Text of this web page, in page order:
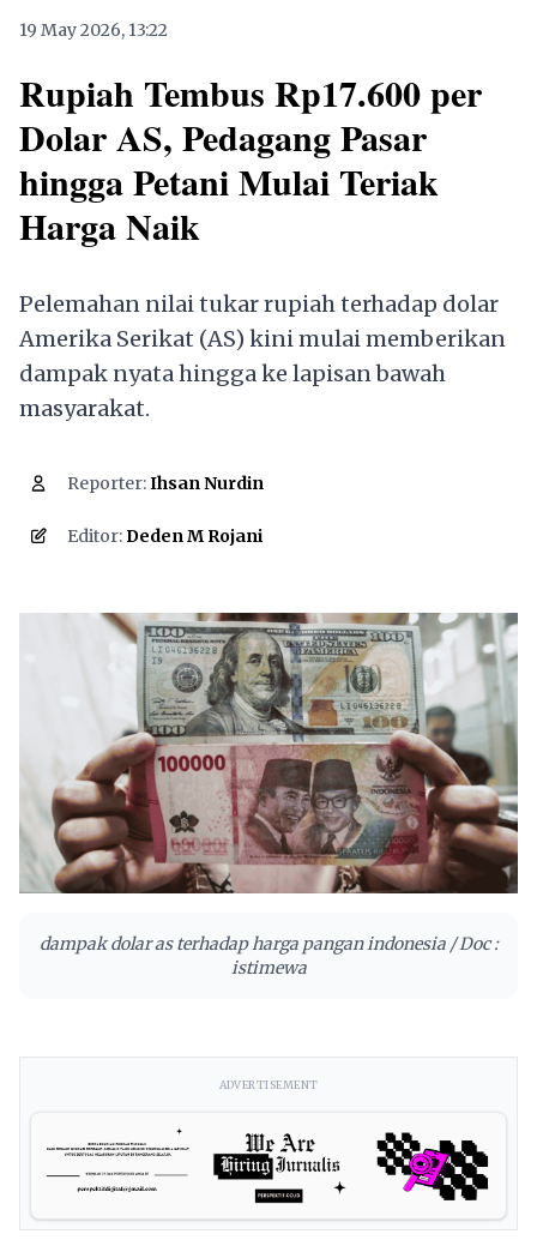
19 May 2026, 13:22
Rupiah Tembus Rp17.600 per
Dolar AS, Pedagang Pasar
hingga Petani Mulai Teriak
Harga Naik
Pelemahan nilai tukar rupiah terhadap dolar
Amerika Serikat (AS) kini mulai memberikan
dampak nyata hingga ke lapisan bawah
masyarakat.
Reporter:Ihsan Nurdin
Editor:Deden M Rojani
dampak dolar as terhadap harga pangan indonesia / Doc :
istimewa
ADVERTISEMENT